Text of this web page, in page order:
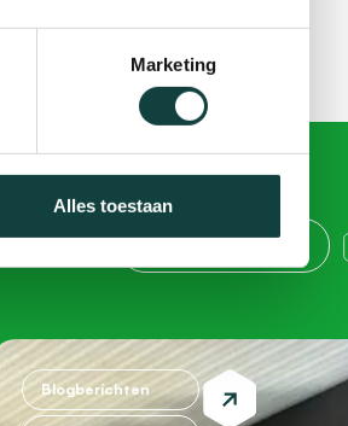
Marketing
Alles toestaan
Blogberichten